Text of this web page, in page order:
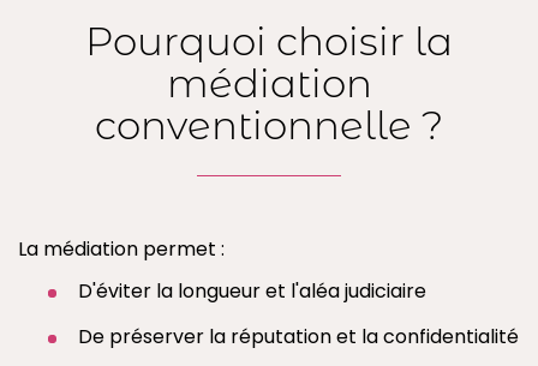
Pourquoi choisir la
médiation
conventionnelle ?
La médiation permet :
D'éviter la longueur et l'aléa judiciaire
De préserver la réputation et la confidentialité